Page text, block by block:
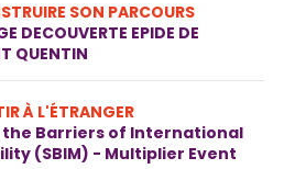
SON PARCOURS
DECOUVERTE EPIDE DE
QUENTIN
À L'ÉTRANGER
the Barriers of International
(SBIM) - Multiplier Event